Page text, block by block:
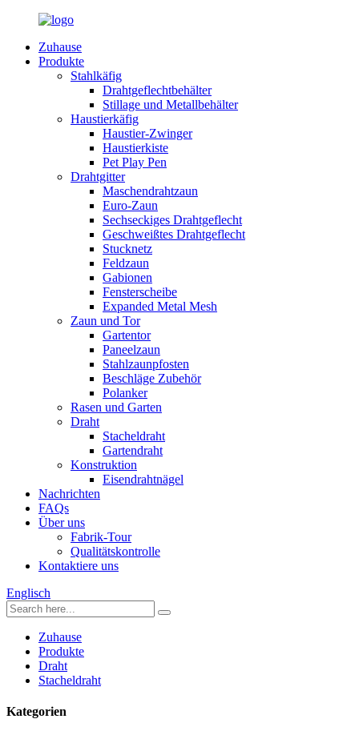
Zuhause
Produkte
Stahlkäfig
Drahtgeflechtbehälter
Stillage und Metallbehälter
Haustierkäfig
Haustier-Zwinger
Haustierkiste
Pet Play Pen
Drahtgitter
Maschendrahtzaun
Euro-Zaun
Sechseckiges Drahtgeflecht
Geschweißtes Drahtgeflecht
Stucknetz
Feldzaun
Gabionen
Fensterscheibe
Expanded Metal Mesh
Zaun und Tor
Gartentor
Paneelzaun
Stahlzaunpfosten
Beschläge Zubehör
Polanker
Rasen und Garten
Draht
Stacheldraht
Gartendraht
Konstruktion
Eisendrahtnägel
Nachrichten
FAQs
Über uns
Fabrik-Tour
Qualitätskontrolle
Kontaktiere uns
Englisch
Zuhause
Produkte
Draht
Stacheldraht
Kategorien